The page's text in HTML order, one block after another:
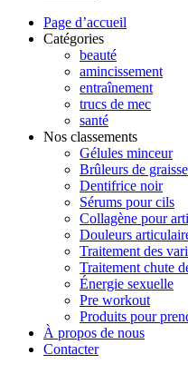
Page d’accueil
Catégories
beauté
amincissement
entraînement
trucs de mec
santé
Nos classements
Gélules minceur
Brûleurs de graisse
Dentifrice noir
Sérums pour cils
Collagène pour
Douleurs
Traitement des
Traitement chute
Énergie sexuelle
Pre workout
Produits pour
À propos de nous
Contacter